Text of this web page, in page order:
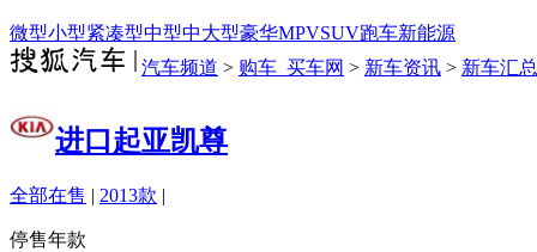
微型小型紧凑型中型中大型豪华MPVSUV跑车新能源
汽车频道 > 购车_买车网 > 新车资讯 > 新车汇总
进口起亚凯尊
全部在售 | 2013款 |
停售年款